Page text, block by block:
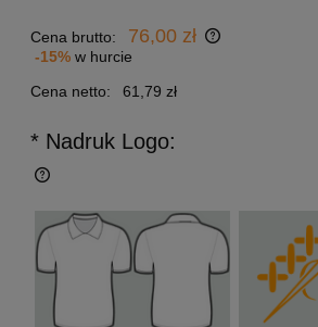
Cena brutto: 76,00 zł
-15% w hurcie
Cena netto:
61,79 zł
* Nadruk Logo: